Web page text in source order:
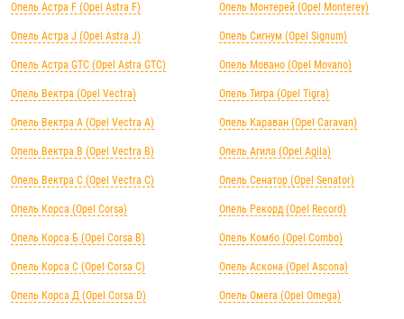
Опель Астра F (Opel Astra F)
Опель Астра J (Opel Astra J)
Опель Астра GTC (Opel Astra GTC)
Опель Вектра (Opel Vectra)
Опель Вектра А (Opel Vectra А)
Опель Вектра B (Opel Vectra B)
Опель Вектра C (Opel Vectra C)
Опель Корса (Opel Corsa)
Опель Корса Б (Opel Corsa B)
Опель Корса С (Opel Corsa C)
Опель Корса Д (Opel Corsa D)
Опель Монтерей (Opel Monterey)
Опель Сигнум (Opel Signum)
Опель Мовано (Opel Movano)
Опель Тигра (Opel Tigra)
Опель Караван (Opel Caravan)
Опель Агила (Opel Agila)
Опель Сенатор (Opel Senator)
Опель Рекорд (Opel Record)
Опель Комбо (Opel Combo)
Опель Аскона (Opel Ascona)
Опель Омега (Opel Omega)